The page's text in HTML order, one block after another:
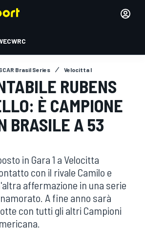
WRC
Brasil Series Velocitta l
RUBENS
È CAMPIONE
BRASILE A 53
in Gara 1 a Velocitta
con il rivale Camilo e
affermazione in una serie
A fine anno sarà
con tutti gli altri Campioni